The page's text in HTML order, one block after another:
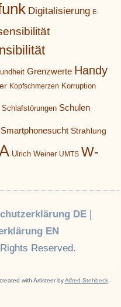
Digitalisierung E-
Grenzwerte Handy
Kopfschmerzen Korruption
Schlafstörungen Schulen
Smartphonesucht Strahlung
Ulrich Weiner UMTS W-
DE|
EN
Reserved.
created with Artisteer byAlfred Stehbeck.